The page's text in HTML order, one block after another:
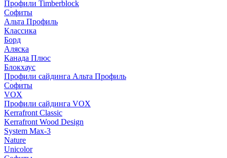
Профили Timberblock
Софиты
Альта Профиль
Классика
Борд
Аляска
Канада Плюс
Блокхаус
Профили сайдинга Альта Профиль
Софиты
VOX
Профили сайдинга VOX
Kerrafront Classic
Kerrafront Wood Design
System Max-3
Nature
Unicolor